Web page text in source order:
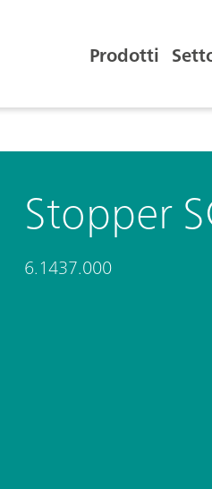
Prodotti
Stopper
6.1437.000